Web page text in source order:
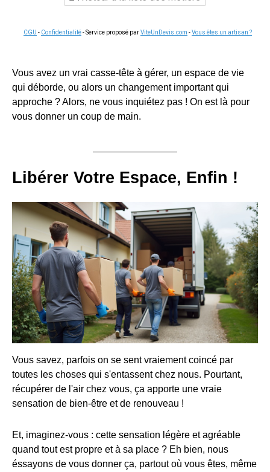
CGU - Confidentialité- Service proposé parViteUnDevis.com -Vous êtes un artisan ?
Vous avez un vrai casse-tête à gérer, un espace de vie
qui déborde, ou alors un changement important qui
approche ? Alors, ne vous inquiétez pas ! On est là pour
vous donner un coup de main.
Libérer Votre Espace, Enfin !
Vous savez, parfois on se sent vraiement coincé par
toutes les choses qui s'entassent chez nous. Pourtant,
récupérer de l'air chez vous, ça apporte une vraie
sensation de bien-être et de renouveau !
Et, imaginez-vous : cette sensation légère et agréable
quand tout est propre et à sa place ? Eh bien, nous
éssayons de vous donner ça, partout où vous êtes, même